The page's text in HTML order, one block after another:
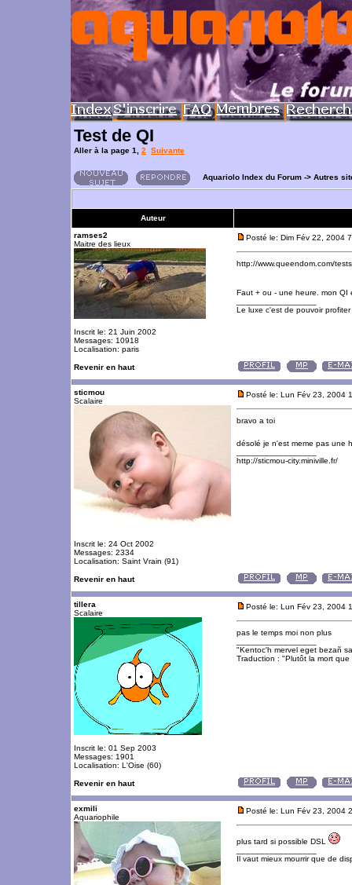
Test de QI
Aller à la page 1 2 Suivante
Aquariolo Index du Forum -> Autres
Auteur
ramses2
Maitre des lieux
Inscrit le: 21 Juin 2002
Messages: 10918
Localisation: paris
Posté le: Dim Fév 22, 2004
http://www.queendom.com/
Faut + ou - une heure. mon
Le luxe c'est de pouvoir
Revenir en haut
sticmou
Scalaire
Inscrit le: 24 Oct 2002
Messages: 2334
Localisation: Saint Vrain (91)
Posté le: Lun Fév 23, 2004
bravo a toi
désolé je n'est meme pas une
http://sticmou-city.miniville.fr/
Revenir en haut
tillera
Scalaire
Inscrit le: 01 Sep 2003
Messages: 1901
Localisation: L'Oise (60)
Posté le: Lun Fév 23, 2004
pas le temps moi non plus
"Kentoc'h mervel eget bezañ
Traduction : "Plutôt la mort que
Revenir en haut
exmili
Aquariophile
Posté le: Lun Fév 23, 2004
plus tard si possible DSL
Il vaut mieux mourrir que de